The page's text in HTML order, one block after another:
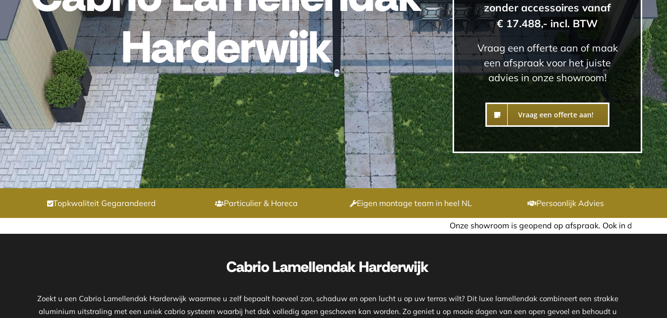
Harderwijk
zonder accessoires vanaf
€ 17.488,- incl. BTW
Vraag een offerte aan of maak
een afspraak voor het juiste
advies in onze showroom!
Vraag een offerte aan!
Topkwaliteit Gegarandeerd Particulier & Horeca Eigen montage team in heel NL Persoonlijk Advies
Onze showroom is geopend op afspraak. Ook in de avond of in het weekend nemen wij
Cabrio Lamellendak Harderwijk
Zoekt u een Cabrio Lamellendak Harderwijk waarmee u zelf bepaalt hoeveel zon, schaduw en open lucht u op uw terras wilt? Dit luxe lamellendak combineert een strakke
aluminium uitstraling met een uniek cabrio systeem waarbij het dak volledig open geschoven kan worden. Zo geniet u op mooie dagen van een open gevoel en behoudt u